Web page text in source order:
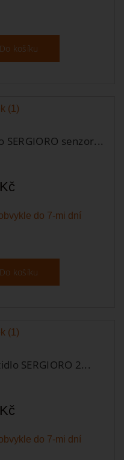
Do košíku
senzor...
do 7-mi dní
Do košíku
SERGIORO 2...
do 7-mi dní